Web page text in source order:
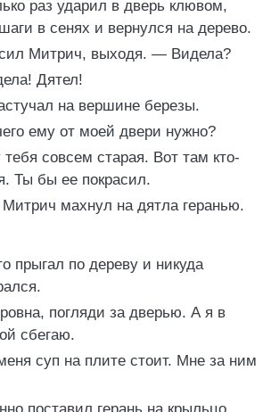
раз ударил в дверь клювом,
в сенях и вернулся на дерево.
Митрич, выходя. — Видела?
Дятел!
на вершине березы.
ему от моей двери нужно?
совсем старая. Вот там кто-
Ты бы ее покрасил.
махнул на дятла геранью.
прыгал по дереву и никуда
погляди за дверью. А я в
сбегаю.
суп на плите стоит. Мне за ним